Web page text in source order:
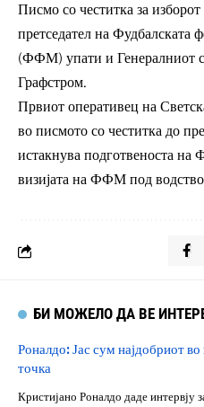
Писмо со честитка за
претседател на Фудбалската
(ФФМ) упати и Генералниот
Графстром.
Првиот оперативец на
во писмото со честитка до
истакнува подготвеноста на
визијата на ФФМ под
БИ МОЖЕЛО ДА ВЕ
Роналдо: Јас сум најдобриот во
точка
Кристијано Роналдо даде интервју